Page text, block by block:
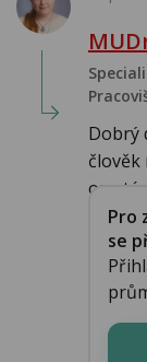
Dobrý
člověk
omyté...
Pro
se